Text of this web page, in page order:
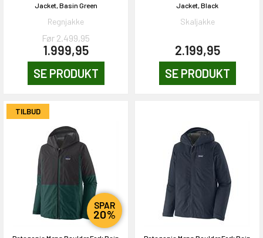
Jacket, Basin Green
Regnjakke
Før 2.499,95
1.999,95
SE PRODUKT
Jacket, Black
Skaljakke
2.199,95
SE PRODUKT
TILBUD
SPAR
20%